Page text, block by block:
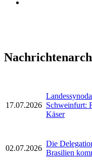
17.07.2026 Schweinfurt:
Käser
02.07.2026
Die
Brasilien